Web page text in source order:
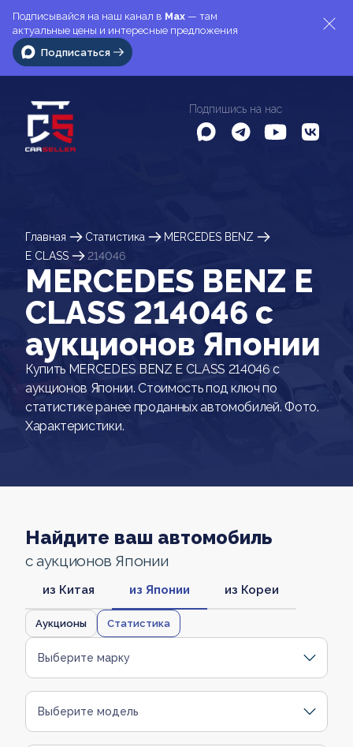
Подписывайся на наш канал в Max — там
актуальные цены и интересные предложения
Подписаться
Подпишись на нас
Главная Статистика
MERCEDES BENZ
E CLASS
214046
MERCEDES BENZ E
CLASS 214046 c
аукционов Японии
Купить MERCEDES BENZ E CLASS 214046 с
аукционов Японии. Стоимость под ключ по
статистике ранее проданных автомобилей. Фото.
Характеристики.
Найдите ваш автомобиль
с аукционов Японии
из Китая из Японии из Кореи
Аукционы Статистика
Выберите марку
Выберите модель